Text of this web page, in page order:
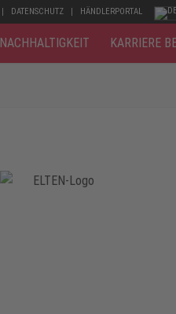
DATENSCHUTZ HÄNDLERPORTAL
NACHHALTIGKEIT KARRIERE